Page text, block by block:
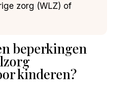
zorg (WLZ) of
beperkingen
kinderen?